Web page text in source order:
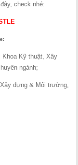
check nhé:
Khoa Kỹ thuật, Xây
ngành;
dựng & Môi trường,